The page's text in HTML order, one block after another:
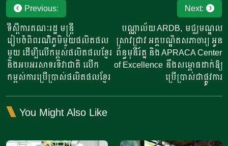
Post
navigation
Previous:
ទីស្តីការគណៈរដ្ឋ មន្ត្រី
រៀបចំពិពរណ៌ភូមិមួយផលិតផល
មួយ​​ ដើម្បីលើកម្ពស់ផលិតផលខ្មែរ​
និងអបអរសាទរទិវាជាតិ លើក
កម្ពស់ការប្រើប្រាស់ផលិតផលខ្មែរ
Next:
បណ្ណាល័យ​ ARDB,​ មជ្ឈមណ្ឌល
ស្រាវជ្រាវ​ អគ្គបណ្ឌិតសភាចារ្យ​ អូន​
ព័ន្ធមុនីរ័ត្ន​ និង​ APRACA Center
of Excellence នឹងសម្ពោធដាក់ឱ្យ
ប្រើប្រាស់ជាផ្លូវការ
You Might Also Like